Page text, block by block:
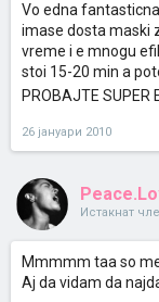
Vo edna
imase dosta maski
vreme i e mnogu
stoi 15-20 min a
PROBAJTE SUPER
26 јануари 2010
Истакнат
Mmmmm taa so
Aj da vidam da